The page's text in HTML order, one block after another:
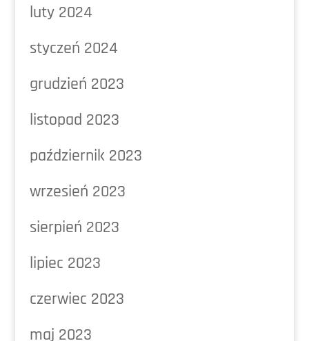
luty 2024
styczeń 2024
grudzień 2023
listopad 2023
październik 2023
wrzesień 2023
sierpień 2023
lipiec 2023
czerwiec 2023
maj 2023